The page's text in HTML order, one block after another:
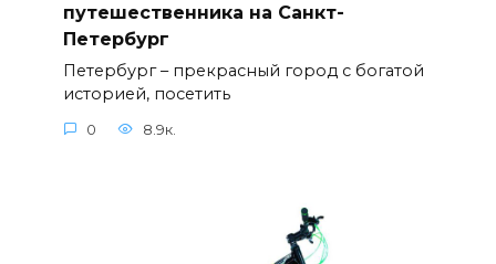
путешественника на Санкт-
Петербург
Петербург – прекрасный город с богатой
историей, посетить
0 8.9к.